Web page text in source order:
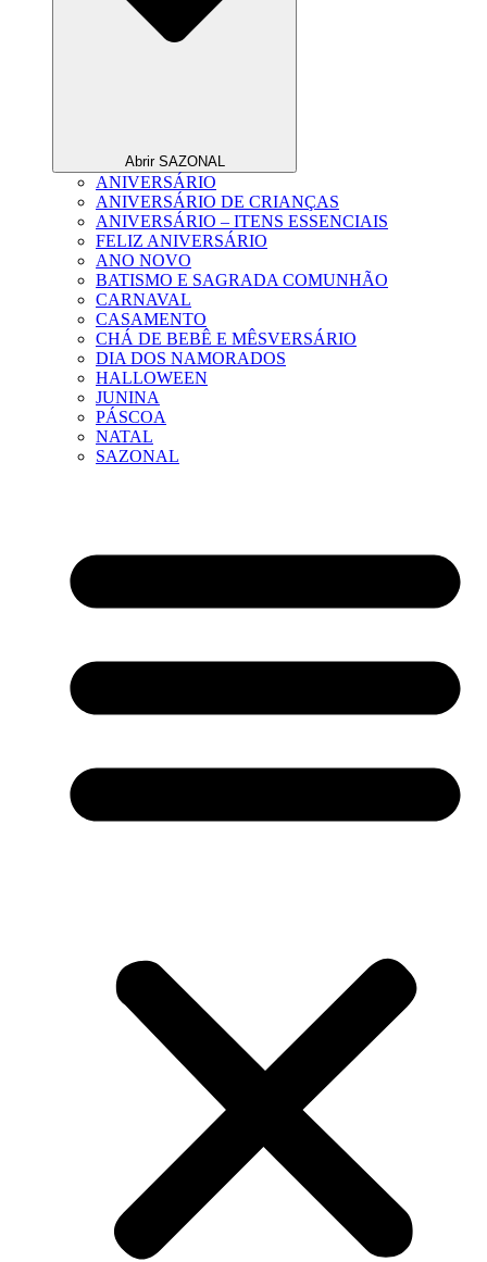
Abrir SAZONAL
ANIVERSÁRIO
ANIVERSÁRIO DE CRIANÇAS
ANIVERSÁRIO – ITENS ESSENCIAIS
FELIZ ANIVERSÁRIO
ANO NOVO
BATISMO E SAGRADA COMUNHÃO
CARNAVAL
CASAMENTO
CHÁ DE BEBÊ E MÊSVERSÁRIO
DIA DOS NAMORADOS
HALLOWEEN
JUNINA
PÁSCOA
NATAL
SAZONAL